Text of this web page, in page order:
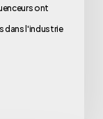
ont
dans l'industrie